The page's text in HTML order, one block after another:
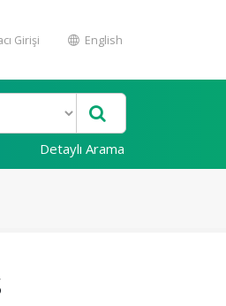
Girişi English
Detaylı Arama